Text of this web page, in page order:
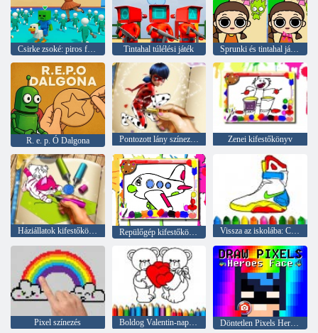
Csirke zsoké: piros fény, zöld fény Tintahal túlélési játék Sprunki és tintahal játék különbség
R. e. p. Ó Dalgona Pontozott lány színező könyv Zenei kifestőkönyv
Háziállatok kifestőkönyv Repülőgép kifestőkönyv Vissza az iskolába: Cipőfestés
Pixel színezés Boldog Valentin-nap színezés Döntetlen Pixels Heroes Face